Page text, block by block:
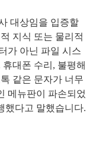
대상임을 입증할
지식 또는 물리적
가 아닌 파일 시스
휴대폰 수리 , 불평해
같은 문자가 너무
메뉴판이 파손되었
했다고 말했습니다.